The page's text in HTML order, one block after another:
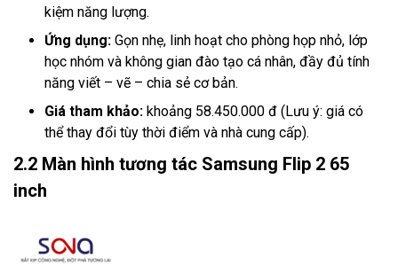
kiệm năng lượng.
Ứng dụng: Gọn nhẹ, linh hoạt cho phòng họp nhỏ, lớp
học nhóm và không gian đào tạo cá nhân, đầy đủ tính
năng viết – vẽ – chia sẻ cơ bản.
Giá tham khảo: khoảng 58.450.000 đ (Lưu ý: giá có
thể thay đổi tùy thời điểm và nhà cung cấp).
2.2 Màn hình tương tác Samsung Flip 2 65
inch